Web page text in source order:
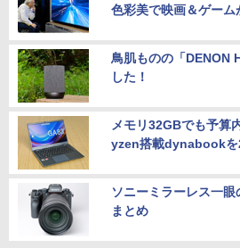
色彩美で映画＆ゲーム
鳥肌ものの「DENON
した！
メモリ32GBでも予算
yzen搭載dynabookを
ソニーミラーレス一
まとめ